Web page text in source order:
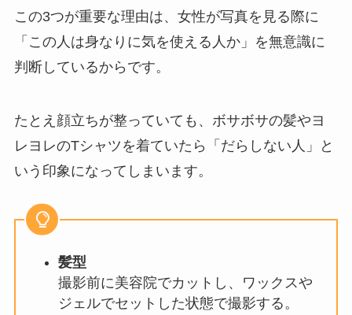
この3つが重要な理由は、女性が写真を見る際に
「この人は身なりに気を使える人か」を無意識に
判断しているからです。
たとえ顔立ちが整っていても、ボサボサの髪やヨ
レヨレのTシャツを着ていたら「だらしない人」と
いう印象になってしまいます。
髪型
撮影前に美容院でカットし、ワックスや
ジェルでセットした状態で撮影する。